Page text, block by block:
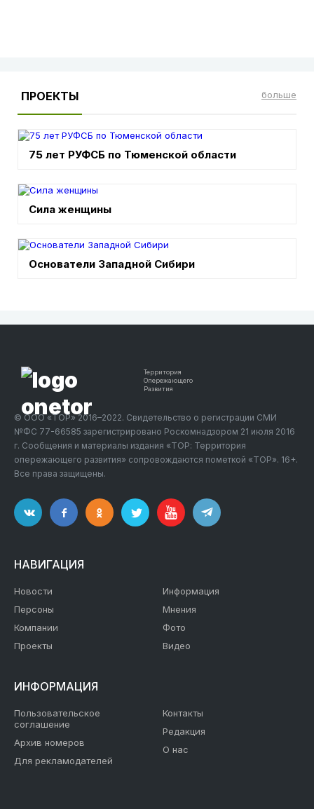
ПРОЕКТЫ больше
75 лет РУФСБ по Тюменской области
Сила женщины
Основатели Западной Сибири
Территория
Опережающего
Развития
© ООО «ТОР» 2016–2022. Свидетельство о регистрации СМИ
№ФС 77-66585 зарегистрировано Роскомнадзором 21 июля 2016
г. Сообщения и материалы издания «ТОР: Территория
опережающего развития» сопровождаются пометкой «ТОР». 16+.
Все права защищены.
НАВИГАЦИЯ
Новости
Персоны
Компании
Проекты
Информация
Мнения
Фото
Видео
ИНФОРМАЦИЯ
Пользовательское
соглашение
Архив номеров
Для рекламодателей
Контакты
Редакция
О нас